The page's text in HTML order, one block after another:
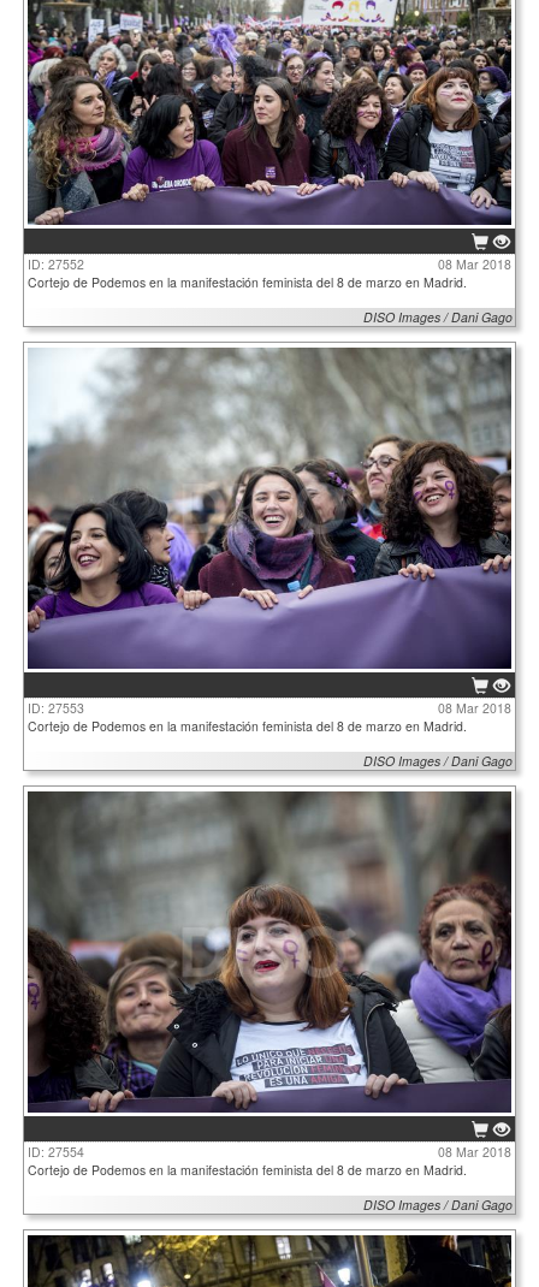
ID: 27552
08 Mar 2018
Cortejo de Podemos en la manifestación feminista del 8 de marzo en Madrid.
DISO Images / Dani Gago
ID: 27553
08 Mar 2018
Cortejo de Podemos en la manifestación feminista del 8 de marzo en Madrid.
DISO Images / Dani Gago
ID: 27554
08 Mar 2018
Cortejo de Podemos en la manifestación feminista del 8 de marzo en Madrid.
DISO Images / Dani Gago